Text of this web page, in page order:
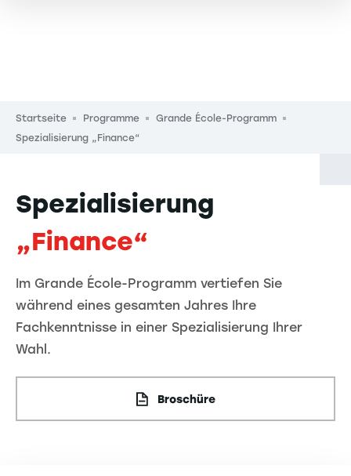
Pfadnavigation
Startseite Programme
Grande École-Programm
Spezialisierung „Finance“
Spezialisierung
„Finance“
Im Grande École-Programm vertiefen Sie
während eines gesamten Jahres Ihre
Fachkenntnisse in einer Spezialisierung Ihrer
Wahl.
Broschüre